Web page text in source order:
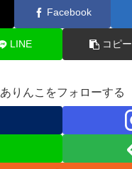
Facebook
LINE コピー
ありんこをフォローする